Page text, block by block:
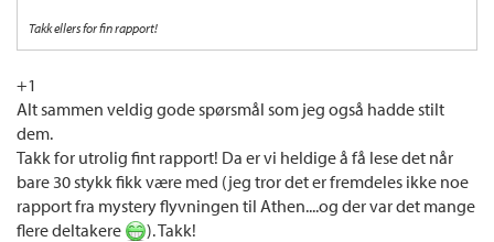
Takk ellers for fin rapport!
+1
Alt sammen veldig gode spørsmål som jeg også hadde stilt
dem.
Takk for utrolig fint rapport! Da er vi heldige å få lese det når
bare 30 stykk fikk være med (jeg tror det er fremdeles ikke noe
rapport fra mystery flyvningen til Athen....og der var det mange
flere deltakere
). Takk!